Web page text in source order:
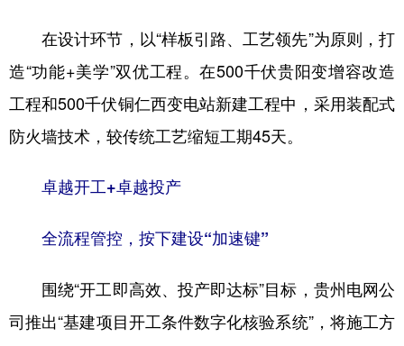
在设计环节，以“样板引路、工艺领先”为原则，打
造“功能+美学”双优工程。在500千伏贵阳变增容改造
工程和500千伏铜仁西变电站新建工程中，采用装配式
防火墙技术，较传统工艺缩短工期45天。
卓越开工+卓越投产
全流程管控，按下建设“加速键”
围绕“开工即高效、投产即达标”目标，贵州电网公
司推出“基建项目开工条件数字化核验系统”，将施工方